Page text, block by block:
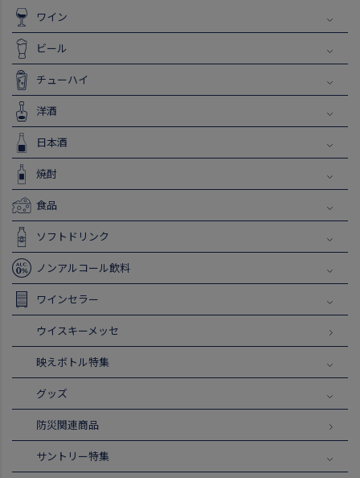
ワイン
ビール
チューハイ
洋酒
日本酒
焼酎
食品
ソフトドリンク
ノンアルコール飲料
ワインセラー
ウイスキーメッセ
映えボトル特集
グッズ
防災関連商品
サントリー特集